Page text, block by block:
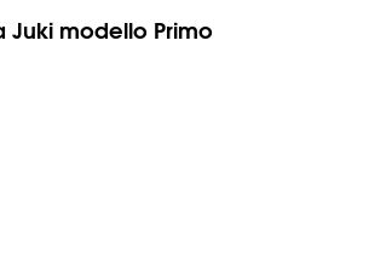
Juki modello Primo